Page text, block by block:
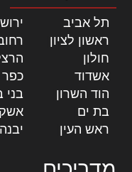
תל אביב
ראשון לציון
חולון
אשדוד
הוד השרון
בני
בת ים
ראש העין
יבנה